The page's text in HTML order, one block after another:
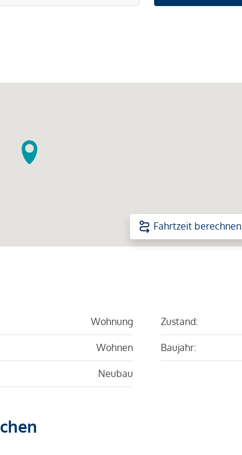
Fahrtzeit berechnen
Wohnung
Wohnen
Neubau
Zustand:
Baujahr: